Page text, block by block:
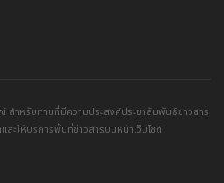
สำหรับท่านที่มีความประสงค์ประชาสัมพันธ์ข่าวสาร
ละให้บริการพื้นที่ข่าวสารบนหน้าเว็บไซต์